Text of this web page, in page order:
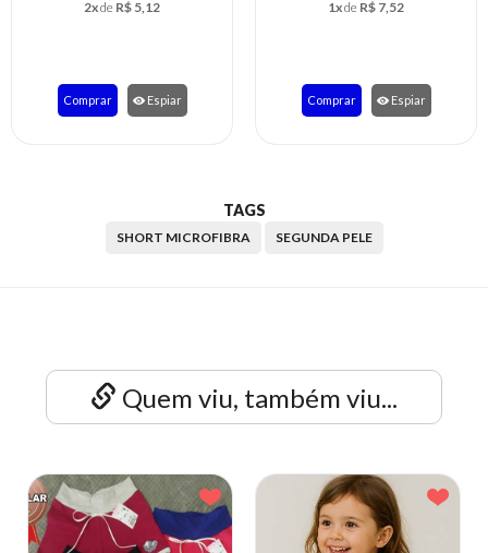
1xdeR$ 7,52
Comprar Espiar
3xdeR$ 5,66
Comprar Espiar
TAGS
SHORT MICROFIBRA SEGUNDA PELE
Quem viu, também viu...